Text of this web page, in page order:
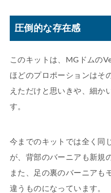
圧倒的な存在感
このキットは、MGドムの
ほどのプロポーションはそ
えただけと思いきや、細か
す。
今までのキットでは全く同
が、背部のバーニアも新規
また、足の裏のバーニアも
違うものになっています。